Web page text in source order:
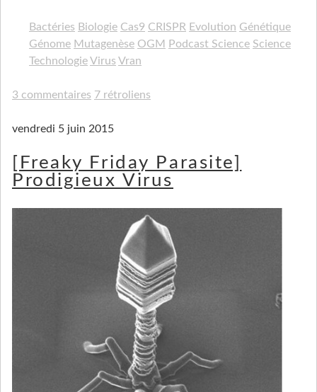
Bactéries Biologie Cas9 CRISPR Evolution Génétique
Génome Mutagenèse OGM Podcast Science Science
TechnologieVirus Vran
3 commentaires 7 rétroliens
vendredi 5 juin 2015
[Freaky Friday Parasite]
Prodigieux Virus